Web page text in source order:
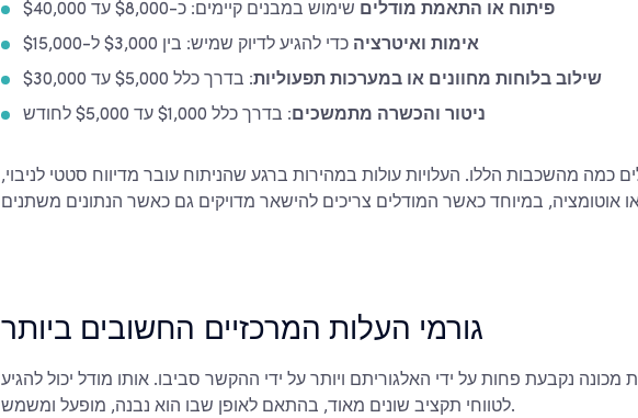
פיתוח או התאמת מודלים שימוש במבנים קיימים: כ-$8,000 עד $40,000
אימות ואיטרציה כדי להגיע לדיוק שמיש: בין $3,000 ל-$15,000
שילוב בלוחות מחוונים או במערכות תפעוליות: בדרך כלל $5,000 עד $30,000
ניטור והכשרה מתמשכים: בדרך כלל $1,000 עד $5,000 לחודש
כמה מהשכבות הללו. העלויות עולות במהירות ברגע שהניתוח עובר מדיווח סטטי לניבוי,
גורמי העלות המרכזיים החשובים ביותר
מכונה נקבעת פחות על ידי האלגוריתם ויותר על ידי ההקשר סביבו. אותו מודל יכול להגיע
לטווחי תקציב שונים מאוד, בהתאם לאופן שבו הוא נבנה, מופעל ומשמש.